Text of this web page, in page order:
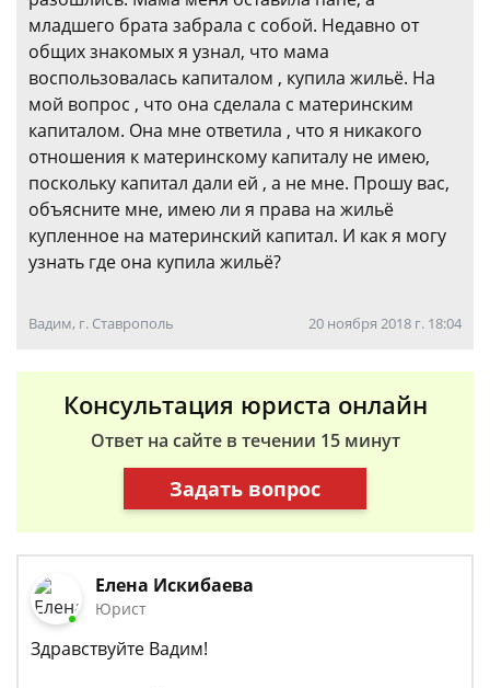
младшего брата забрала с собой. Недавно от
общих знакомых я узнал, что мама
воспользовалась капиталом , купила жильё. На
мой вопрос , что она сделала с материнским
капиталом. Она мне ответила , что я никакого
отношения к материнскому капиталу не имею,
поскольку капитал дали ей , а не мне. Прошу вас,
объясните мне, имею ли я права на жильё
купленное на материнский капитал. И как я могу
узнать где она купила жильё?
Вадим, г. Ставрополь 20 ноября 2018 г. 18:04
Консультация юриста онлайн
Ответ на сайте в течении 15 минут
Задать вопрос
Елена Искибаева
Юрист
Здравствуйте Вадим!